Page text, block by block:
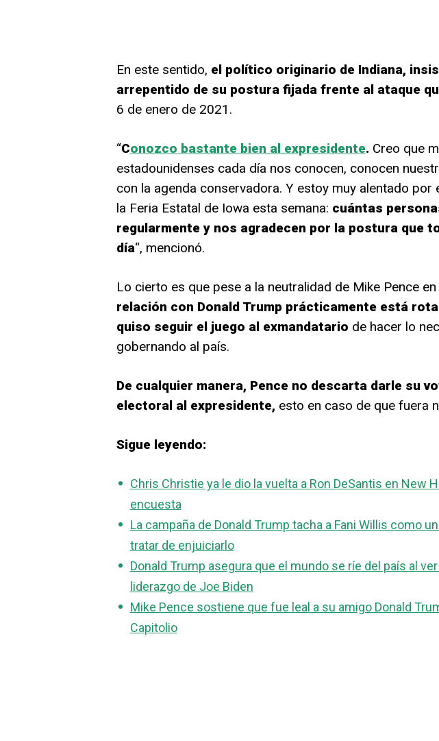
En este sentido, el político originario de Indiana,
arrepentido de su postura fijada frente al ataque
6 de enero de 2021.
“Conozco bastante bien al expresidente. Creo que
estadounidenses cada día nos conocen, conocen
con la agenda conservadora. Y estoy muy alentado por
la Feria Estatal de Iowa esta semana: cuántas
regularmente y nos agradecen por la postura que
día“, mencionó.
Lo cierto es que pese a la neutralidad de Mike Pence
relación con Donald Trump prácticamente está
quiso seguir el juego al exmandatario de hacer lo
gobernando al país.
De cualquier manera, Pence no descarta darle su
electoral al expresidente, esto en caso de que fuera
Sigue leyendo:
Chris Christie ya le dio la vuelta a Ron DeSantis en New
encuesta
La campaña de Donald Trump tacha a Fani Willis como
tratar de enjuiciarlo
Donald Trump asegura que el mundo se ríe del país al
liderazgo de Joe Biden
Mike Pence sostiene que fue leal a su amigo Donald
Capitolio